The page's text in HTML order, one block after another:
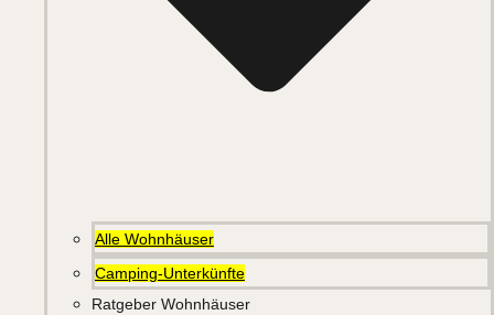
Alle Wohnhäuser
Camping-Unterkünfte
Ratgeber Wohnhäuser